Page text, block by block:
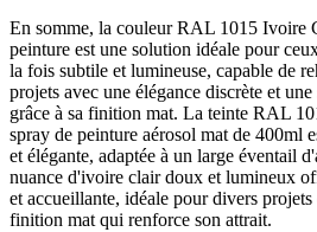
En somme, la couleur RAL 1015 Ivoire
peinture est une solution idéale pour
la fois subtile et lumineuse, capable de
projets avec une élégance discrète et
grâce à sa finition mat. La teinte RAL
spray de peinture aérosol mat de 400ml
et élégante, adaptée à un large éventail
nuance d'ivoire clair doux et lumineux
et accueillante, idéale pour divers
finition mat qui renforce son attrait.